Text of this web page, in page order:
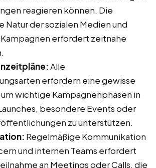
reagieren können. Die
Natur der sozialen Medien und
erfordert zeitnahe
Alle
erfordern eine gewisse
wichtige Kampagnenphasen in
besondere Events oder
zu unterstützen.
Regelmäßige Kommunikation
und internen Teams erfordert
an Meetings oder Calls, die